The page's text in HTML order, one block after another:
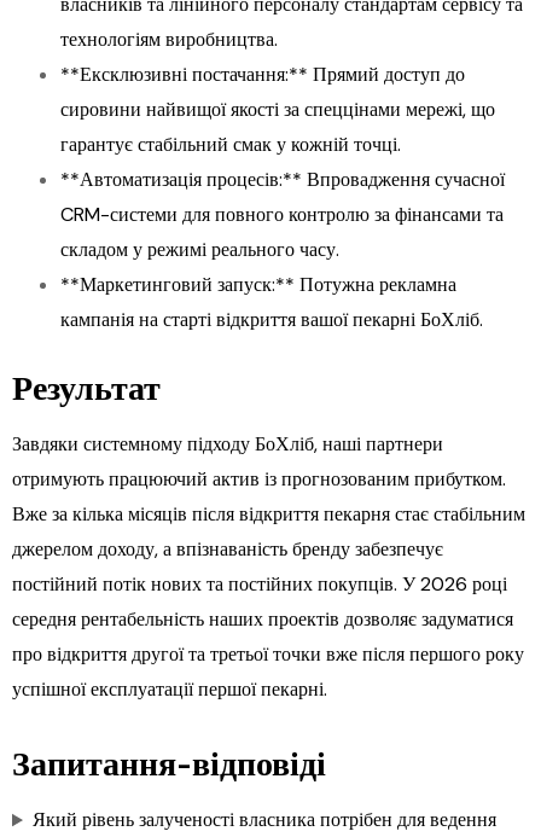
технологіям виробництва.
**Ексклюзивні постачання:** Прямий доступ до
сировини найвищої якості за спеццінами мережі, що
гарантує стабільний смак у кожній точці.
**Автоматизація процесів:** Впровадження сучасної
CRM-системи для повного контролю за фінансами та
складом у режимі реального часу.
**Маркетинговий запуск:** Потужна рекламна
кампанія на старті відкриття вашої пекарні БоХліб.
Результат
Завдяки системному підходу БоХліб, наші партнери
отримують працюючий актив із прогнозованим прибутком.
Вже за кілька місяців після відкриття пекарня стає стабільним
джерелом доходу, а впізнаваність бренду забезпечує
постійний потік нових та постійних покупців. У 2026 році
середня рентабельність наших проектів дозволяє задуматися
про відкриття другої та третьої точки вже після першого року
успішної експлуатації першої пекарні.
Запитання-відповіді
Який рівень залученості власника потрібен для ведення